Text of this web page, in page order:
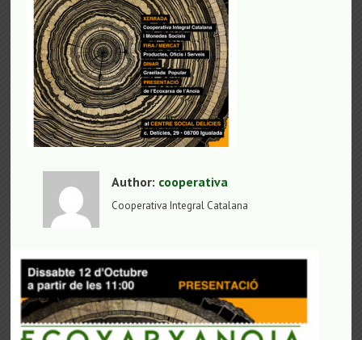
Author: cooperativa
Cooperativa Integral Catalana